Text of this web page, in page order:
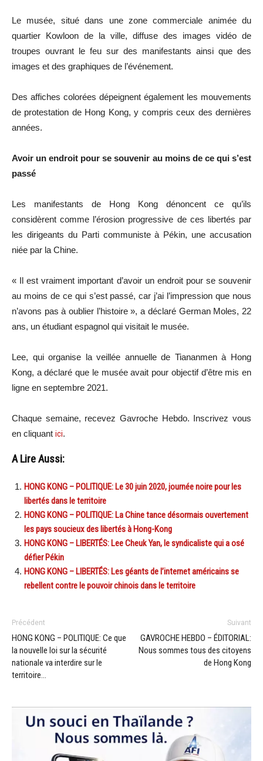
Le musée, situé dans une zone commerciale animée du
quartier Kowloon de la ville, diffuse des images vidéo de
troupes ouvrant le feu sur des manifestants ainsi que des
images et des graphiques de l’événement.
Des affiches colorées dépeignent également les mouvements
de protestation de Hong Kong, y compris ceux des dernières
années.
Avoir un endroit pour se souvenir au moins de ce qui s’est
passé
Les manifestants de Hong Kong dénoncent ce qu’ils
considèrent comme l’érosion progressive de ces libertés par
les dirigeants du Parti communiste à Pékin, une accusation
niée par la Chine.
« Il est vraiment important d’avoir un endroit pour se souvenir
au moins de ce qui s’est passé, car j’ai l’impression que nous
n’avons pas à oublier l’histoire », a déclaré German Moles, 22
ans, un étudiant espagnol qui visitait le musée.
Lee, qui organise la veillée annuelle de Tiananmen à Hong
Kong, a déclaré que le musée avait pour objectif d’être mis en
ligne en septembre 2021.
Chaque semaine, recevez Gavroche Hebdo. Inscrivez vous
en cliquant ici.
A Lire Aussi:
HONG KONG – POLITIQUE: Le 30 juin 2020, journée noire pour les
libertés dans le territoire
HONG KONG – POLITIQUE: La Chine tance désormais ouvertement
les pays soucieux des libertés à Hong-Kong
HONG KONG – LIBERTÉS: Lee Cheuk Yan, le syndicaliste qui a osé
défier Pékin
HONG KONG – LIBERTÉS: Les géants de l’internet américains se
rebellent contre le pouvoir chinois dans le territoire
Précédent
HONG KONG – POLITIQUE: Ce que
la nouvelle loi sur la sécurité
nationale va interdire sur le
territoire…
Suivant
GAVROCHE HEBDO – ÉDITORIAL:
Nous sommes tous des citoyens
de Hong Kong